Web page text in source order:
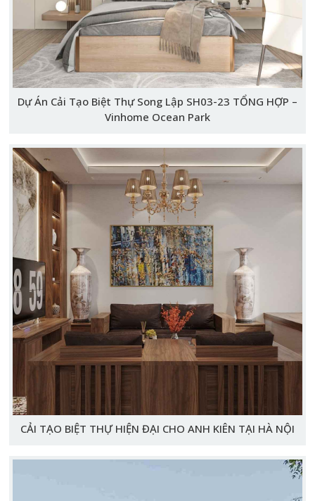
Dự Án Cải Tạo Biệt Thự Song Lập SH03-23 TỔNG HỢP –
Vinhome Ocean Park
CẢI TẠO BIỆT THỰ HIỆN ĐẠI CHO ANH KIÊN TẠI HÀ NỘI